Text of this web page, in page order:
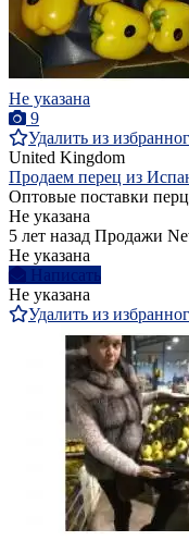
Не указана
9
Удалить из
United Kingdom
Продаем перец из
Оптовые поставки
Не указана
5 лет назад Продажи
Не указана
Написать
Не указана
Удалить из